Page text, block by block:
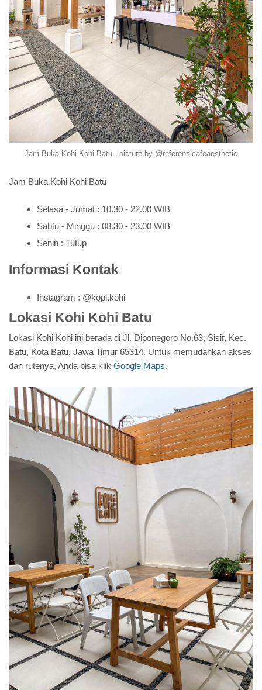
Jam Buka Kohi Kohi Batu - picture by @referensicafeaesthetic
Jam Buka Kohi Kohi Batu
Selasa - Jumat : 10.30 - 22.00 WIB
Sabtu - Minggu : 08.30 - 23.00 WIB
Senin : Tutup
Informasi Kontak
Instagram : @kopi.kohi
Lokasi Kohi Kohi Batu
Lokasi Kohi Kohi ini berada di Jl. Diponegoro No.63, Sisir, Kec.
Batu, Kota Batu, Jawa Timur 65314. Untuk memudahkan akses
dan rutenya, Anda bisa klik Google Maps.